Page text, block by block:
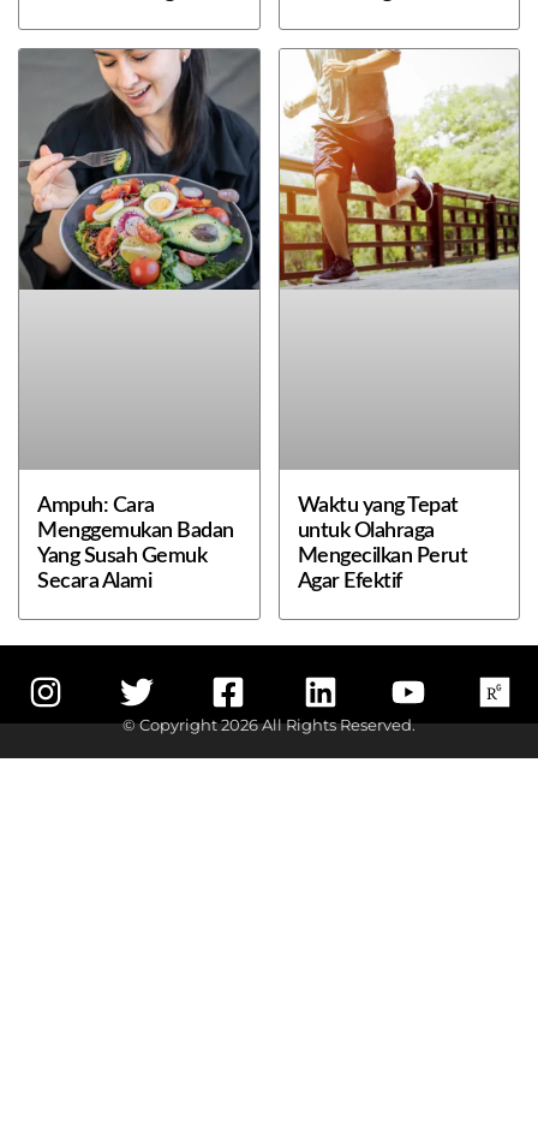
Ampuh: Cara
Menggemukan Badan
Yang Susah Gemuk
Secara Alami
Waktu yang Tepat
untuk Olahraga
Mengecilkan Perut
Agar Efektif
© Copyright 2026 All Rights Reserved.